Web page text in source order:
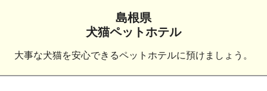
島根県
犬猫ペットホテル
大事な犬猫を安心できるペットホテルに預けましょう。